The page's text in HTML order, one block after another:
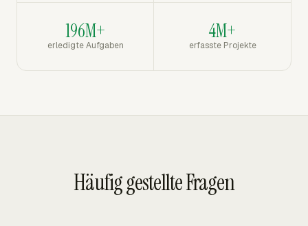
196M+
erledigte Aufgaben
4M+
erfasste Projekte
Häufig gestellte Fragen